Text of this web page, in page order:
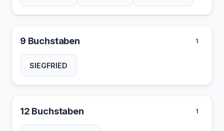
9 Buchstaben 1
SIEGFRIED
12 Buchstaben 1